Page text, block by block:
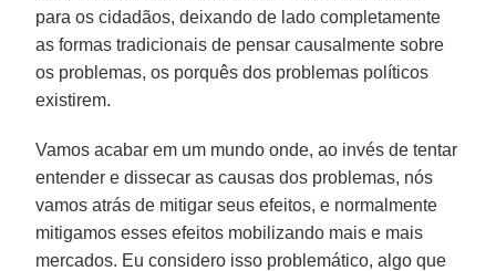
para os cidadãos, deixando de lado completamente
as formas tradicionais de pensar causalmente sobre
os problemas, os porquês dos problemas políticos
existirem.
Vamos acabar em um mundo onde, ao invés de tentar
entender e dissecar as causas dos problemas, nós
vamos atrás de mitigar seus efeitos, e normalmente
mitigamos esses efeitos mobilizando mais e mais
mercados. Eu considero isso problemático, algo que